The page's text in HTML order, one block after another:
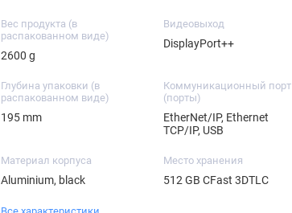
Вес продукта (в
распакованном виде)
2600 g
Видеовыход
DisplayPort++
Глубина упаковки (в
распакованном виде)
195 mm
Коммуникационный порт
(порты)
EtherNet/IP, Ethernet
TCP/IP, USB
Материал корпуса
Aluminium, black
Место хранения
512 GB CFast 3DTLC